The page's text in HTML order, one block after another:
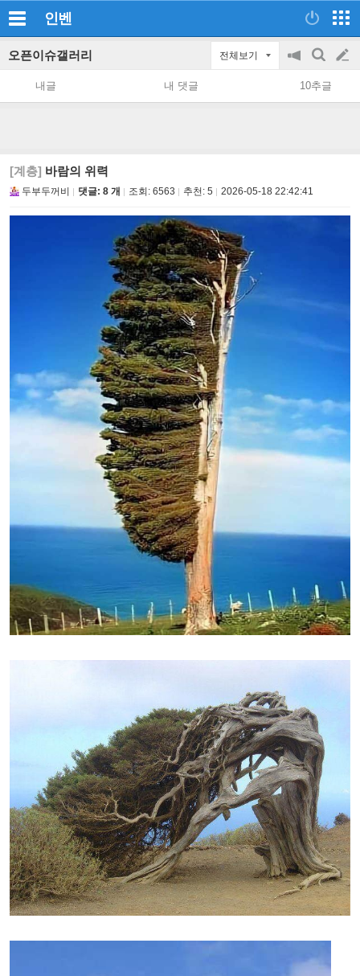
인벤
오픈이슈갤러리 전체보기
공
지
on/off
검
색
글
쓰
내글 내 댓글 10추글
[계층] 바람의 위력
두부두꺼비 댓글: 8 개 조회: 6563 추천: 5 2026-05-18 22:42:41